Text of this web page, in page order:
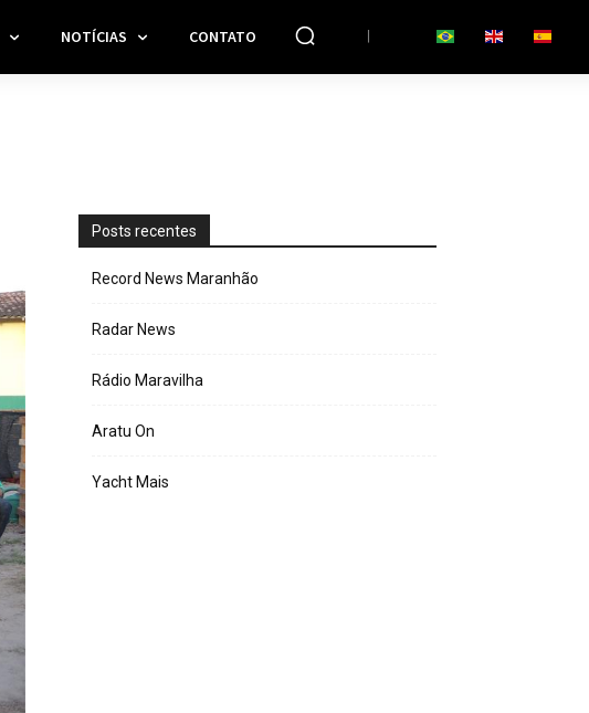
NOTÍCIAS CONTATO
Posts recentes
Record News Maranhão
Radar News
Rádio Maravilha
Aratu On
Yacht Mais